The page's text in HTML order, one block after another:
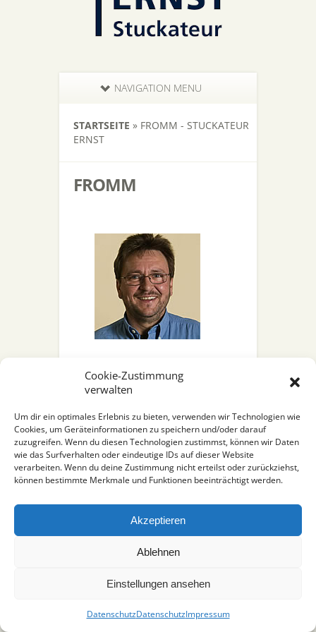
Cookie-Zustimmung
verwalten
Um dir ein optimales Erlebnis zu bieten, verwenden wir Technologien wie
Cookies, um Geräteinformationen zu speichern und/oder darauf
zuzugreifen. Wenn du diesen Technologien zustimmst, können wir Daten
wie das Surfverhalten oder eindeutige IDs auf dieser Website
verarbeiten. Wenn du deine Zustimmung nicht erteilst oder zurückziehst,
können bestimmte Merkmale und Funktionen beeinträchtigt werden.
Akzeptieren
Ablehnen
Einstellungen ansehen
DatenschutzDatenschutzImpressum
NAVIGATION MENU
STARTSEITE » FROMM - STUCKATEUR
ERNST
FROMM